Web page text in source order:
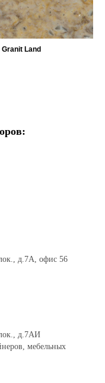
Granit Land
д.7А, офис 56
д.7АИ
мебельных